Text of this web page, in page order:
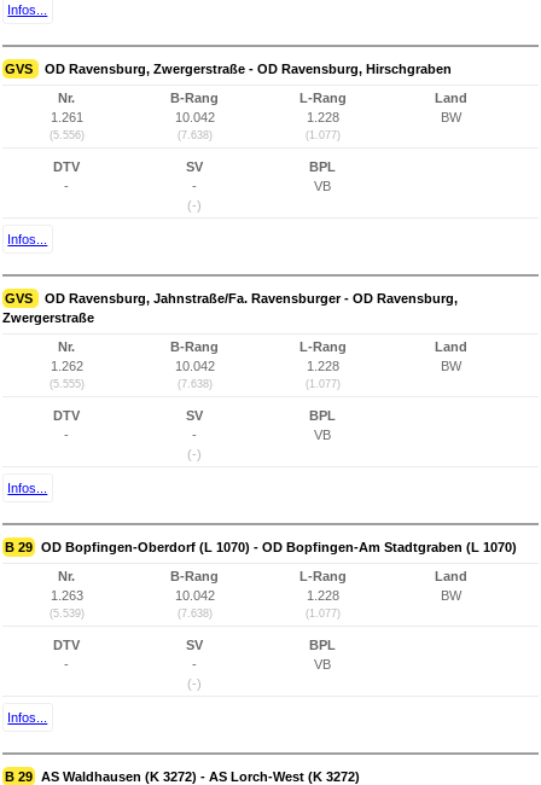
Infos...
GVS OD Ravensburg, Zwergerstraße - OD Ravensburg, Hirschgraben
Nr.
1.261
(5.556)
B-Rang
10.042
(7.638)
L-Rang
1.228
(1.077)
Land
BW
DTV
-
SV
-
(-)
BPL
VB
Infos...
GVS
OD Ravensburg, Jahnstraße/Fa. Ravensburger - OD Ravensburg,
Zwergerstraße
Nr.
1.262
(5.555)
B-Rang
10.042
(7.638)
L-Rang
1.228
(1.077)
Land
BW
DTV
-
SV
-
(-)
BPL
VB
Infos...
B 29 OD Bopfingen-Oberdorf (L 1070) - OD Bopfingen-Am Stadtgraben (L 1070)
Nr.
1.263
(5.539)
B-Rang
10.042
(7.638)
L-Rang
1.228
(1.077)
Land
BW
DTV
-
SV
-
(-)
BPL
VB
Infos...
B 29 AS Waldhausen (K 3272) - AS Lorch-West (K 3272)